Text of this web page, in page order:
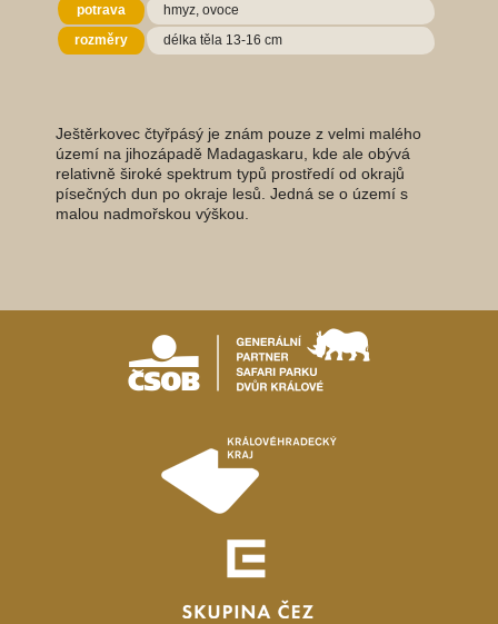
potrava
hmyz, ovoce
rozměry
délka těla 13-16 cm
Ještěrkovec čtyřpásý je znám pouze z velmi malého
území na jihozápadě Madagaskaru, kde ale obývá
relativně široké spektrum typů prostředí od okrajů
písečných dun po okraje lesů. Jedná se o území s
malou nadmořskou výškou.